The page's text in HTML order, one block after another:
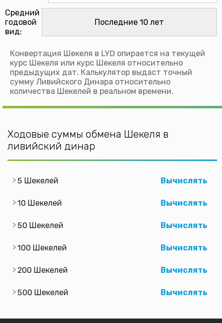
Средний
годовой
вид:
Конвертация Шекеля в LYD опирается на текущей
курс Шекеля или курс Шекеля относительно
предыдущих дат. Калькулятор выдаст точный
сумму Ливийского Динара относительно
количества Шекелей в реальном времени.
Ходовые суммы обмена Шекеля в
ливийский динар
5 Шекелей Вычислять
10 Шекелей Вычислять
50 Шекелей Вычислять
100 Шекелей Вычислять
200 Шекелей Вычислять
500 Шекелей Вычислять